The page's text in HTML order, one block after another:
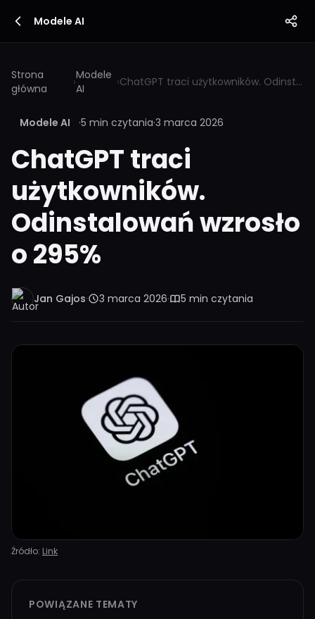
Modele AI
Strona
główna
›Modele
AI
› ChatGPT traci użytkowników. Odinstalowań wzrosło o 295%
Modele AI ·5 min czytania·3 marca 2026
ChatGPT traci
użytkowników.
Odinstalowań wzrosło
o 295%
Jan Gajos· 3 marca 2026· 5 min czytania
Źródło: Link
POWIĄZANE TEMATY